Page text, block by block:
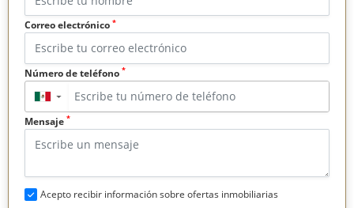
Correo electrónico *
Número de teléfono *
▼
Mensaje *
Acepto recibir información sobre ofertas inmobiliarias